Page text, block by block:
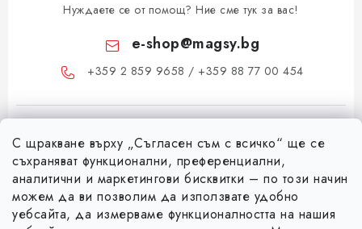
С щракване върху „Съгласен съм с всичко“ ще се
съхраняват функционални, преференциални,
аналитични и маркетингови бисквитки – по този начин
можем да ви позволим да използвате удобно
уебсайта, да измерваме функционалността на нашия
Нуждаете се от помощ? Ние сме тук за вас!
e-shop@magsy.bg
+359 2 859 9658 / +359 88 77 00 454
Ф